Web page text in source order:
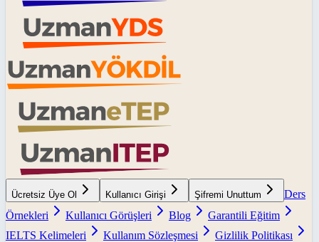
Ücretsiz Üye Ol Kullanıcı Girişi Şifremi Unuttum
Ders
Örnekleri
Kullanıcı Görüşleri Blog
Garantili Eğitim
IELTS Kelimeleri
Kullanım Sözleşmesi
Gizlilik Politikası